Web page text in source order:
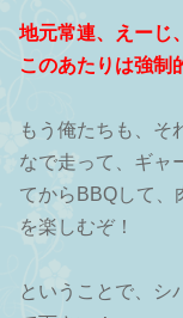
地元常連、えーじ
このあたりは強制
もう俺たちも、そ
なで走って、ギャ
てからBBQして、
を楽しむぞ！
ということで、シ